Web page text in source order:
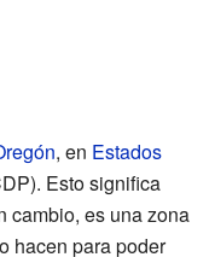
, en Estados
Esto significa
cambio, es una zona
hacen para poder